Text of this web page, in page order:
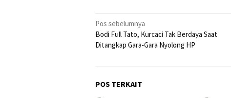
Navigasi
pos
Pos sebelumnya
Bodi Full Tato, Kurcaci Tak Berdaya Saat
Ditangkap Gara-Gara Nyolong HP
POS TERKAIT